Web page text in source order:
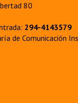
80
294-4143579
de Comunicación